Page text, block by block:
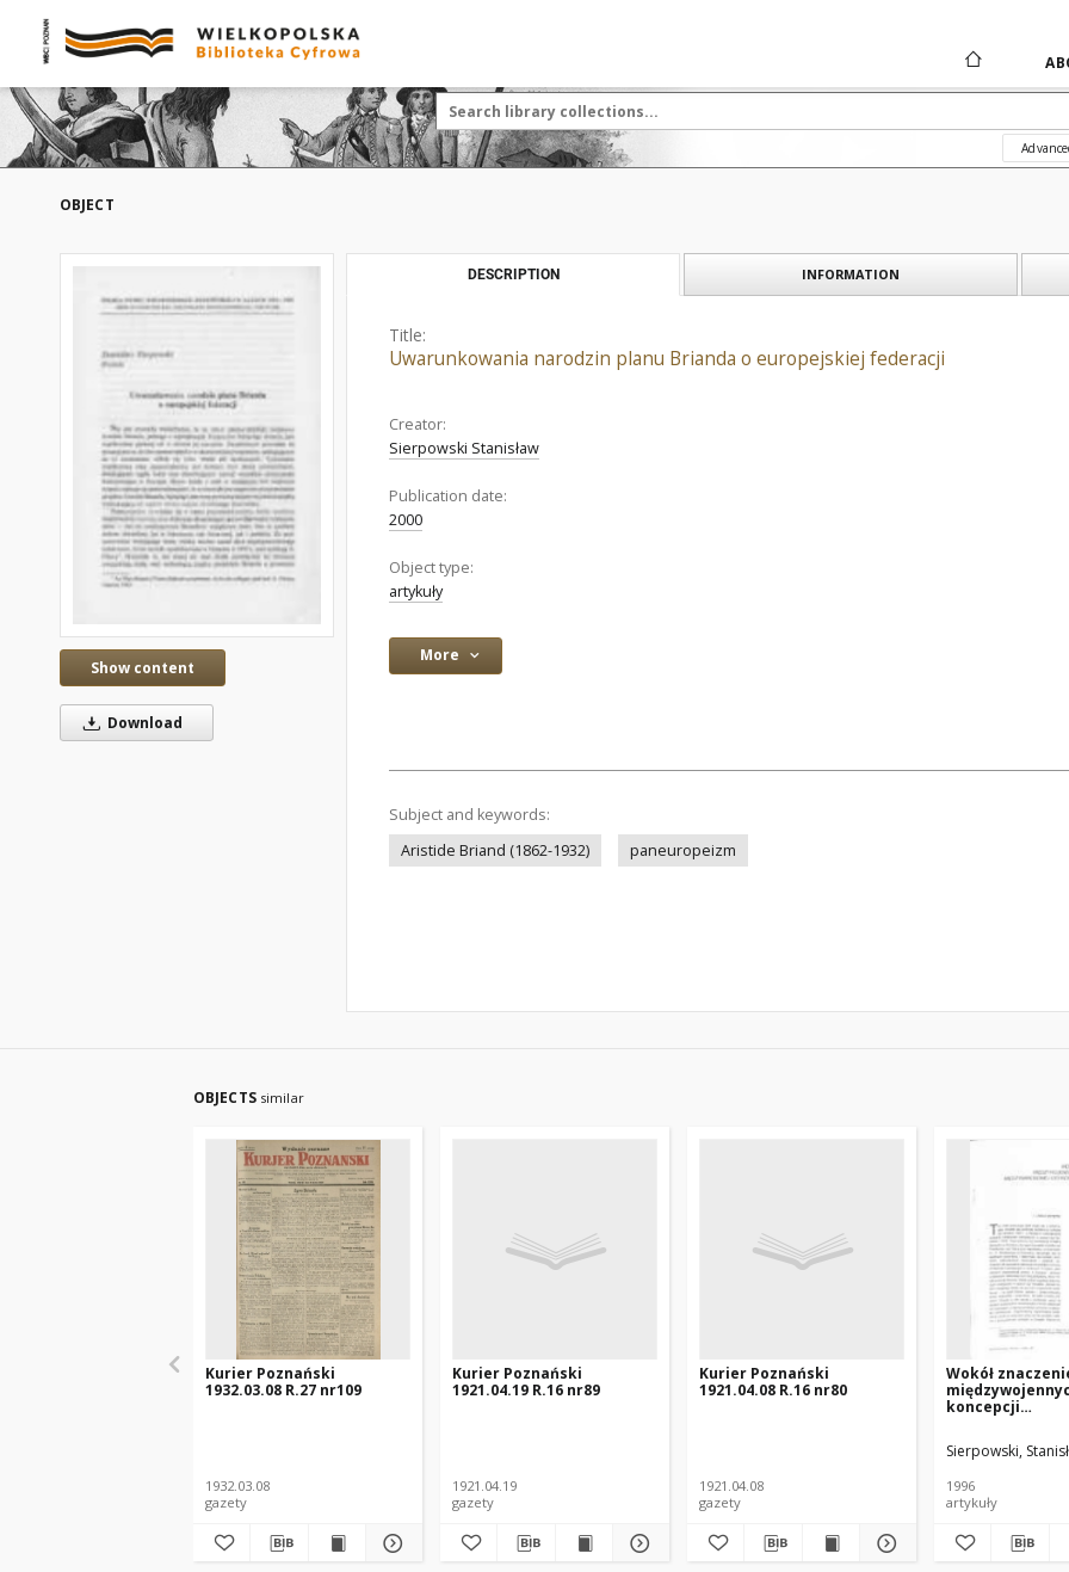
OBJECT
Show content
Download
DESCRIPTION INFORMATION
Title:
Uwarunkowania narodzin planu Brianda o europejskiej federacji
Creator:
Sierpowski Stanisław
Publication date:
2000
Object type:
artykuły
More
Subject and keywords:
Aristide Briand (1862-1932)
paneuropeizm
OBJECTS similar
Kurier Poznański
1932.03.08 R.27 nr109
1932.03.08
gazety
Kurier Poznański
1921.04.19 R.16 nr89
1921.04.19
gazety
Kurier Poznański
1921.04.08 R.16 nr80
1921.04.08
gazety
Wokół
koncepcji
mniejszości
Sierpowski,
1996
artykuły